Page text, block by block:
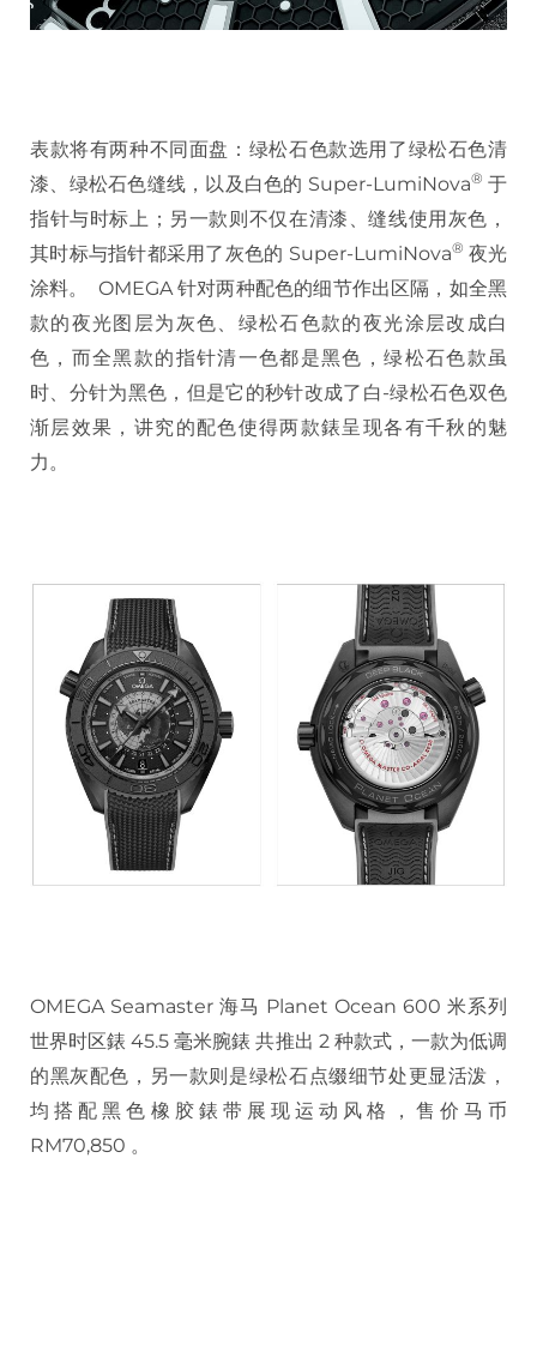
表款将有两种不同面盘：绿松石色款选用了绿松石色清
漆、绿松石色缝线，以及白色的 Super-LumiNova® 于
指针与时标上；另一款则不仅在清漆、缝线使用灰色，
其时标与指针都采用了灰色的 Super-LumiNova® 夜光
涂料。 OMEGA 针对两种配色的细节作出区隔，如全黑
款的夜光图层为灰色、绿松石色款的夜光涂层改成白
色，而全黑款的指针清一色都是黑色，绿松石色款虽
时、分针为黑色，但是它的秒针改成了白-绿松石色双色
渐层效果，讲究的配色使得两款錶呈现各有千秋的魅
力。
OMEGA Seamaster 海马 Planet Ocean 600 米系列
世界时区錶 45.5 毫米腕錶 共推出 2 种款式，一款为低调
的黑灰配色，另一款则是绿松石点缀细节处更显活泼，
均搭配黑色橡胶錶带展现运动风格，售价马币
RM70,850 。